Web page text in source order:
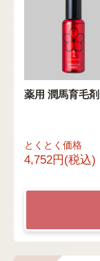
薬用 潤馬育毛剤
とくとく価格
4,752円(税込)